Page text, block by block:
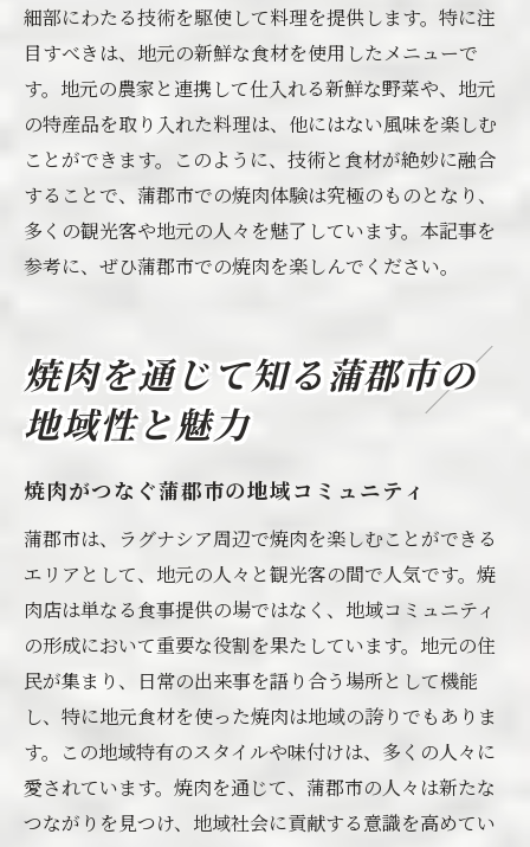
細部にわたる技術を駆使して料理を提供します。特に注
目すべきは、地元の新鮮な食材を使用したメニューで
す。地元の農家と連携して仕入れる新鮮な野菜や、地元
の特産品を取り入れた料理は、他にはない風味を楽しむ
ことができます。このように、技術と食材が絶妙に融合
することで、蒲郡市での焼肉体験は究極のものとなり、
多くの観光客や地元の人々を魅了しています。本記事を
参考に、ぜひ蒲郡市での焼肉を楽しんでください。
焼肉を通じて知る蒲郡市の
地域性と魅力
焼肉がつなぐ蒲郡市の地域コミュニティ
蒲郡市は、ラグナシア周辺で焼肉を楽しむことができる
エリアとして、地元の人々と観光客の間で人気です。焼
肉店は単なる食事提供の場ではなく、地域コミュニティ
の形成において重要な役割を果たしています。地元の住
民が集まり、日常の出来事を語り合う場所として機能
し、特に地元食材を使った焼肉は地域の誇りでもありま
す。この地域特有のスタイルや味付けは、多くの人々に
愛されています。焼肉を通じて、蒲郡市の人々は新たな
つながりを見つけ、地域社会に貢献する意識を高めてい